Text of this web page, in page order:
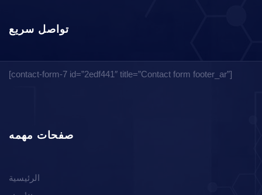
تواصل سريع
[contact-form-7 id=”2edf441″ title=”Contact form footer_ar”]
صفحات مهمه
الرئيسية